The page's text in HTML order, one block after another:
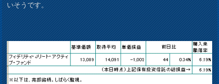
いそうです。